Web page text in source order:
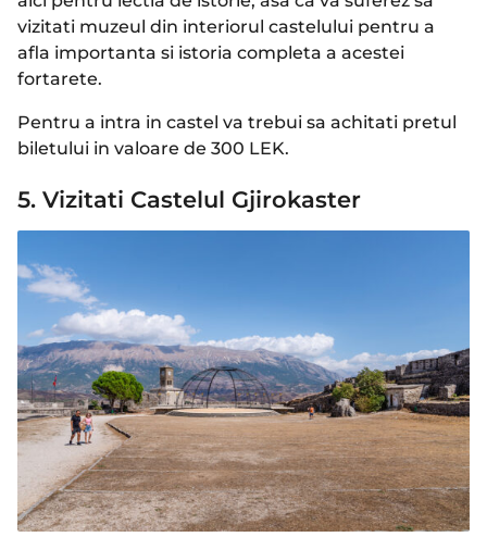
vizitati muzeul din interiorul castelului pentru a
afla importanta si istoria completa a acestei
fortarete.
Pentru a intra in castel va trebui sa achitati pretul
biletului in valoare de 300 LEK.
5. Vizitati Castelul Gjirokaster